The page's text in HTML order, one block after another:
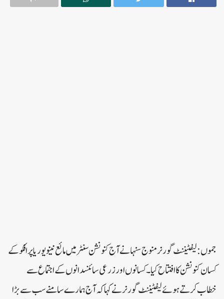
جموں:لیفٹیننٹ گورنر منوج سنہا نے آج کنونشن سنٹر میں مائع نینو یوریا پر افکو کے
کسان کنونشن کا افتتاح کیا۔ کسانوں اور زرعی سائنسدانوں کے اجتماع سے
خطاب کرتے ہوئے لیفٹیننٹ گورنر نے کہا کہ آج ہمارے سامنے سب سے بڑا